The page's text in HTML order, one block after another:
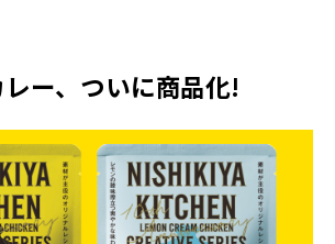
ー、ついに商品化!